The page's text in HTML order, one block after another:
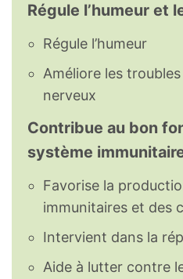
Régule l’humeur et
Régule l’humeur
Améliore les
nerveux
Contribue au bon
système
Favorise la
immunitaires et des
Intervient dans la
Aide à lutter contre